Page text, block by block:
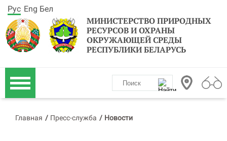
МИНИСТЕРСТВО ПРИРОДНЫХ
РЕСУРСОВ И ОХРАНЫ
ОКРУЖАЮЩЕЙ СРЕДЫ
РЕСПУБЛИКИ БЕЛАРУСЬ
Рус Eng Бел
Главная / Пресс-служба / Новости